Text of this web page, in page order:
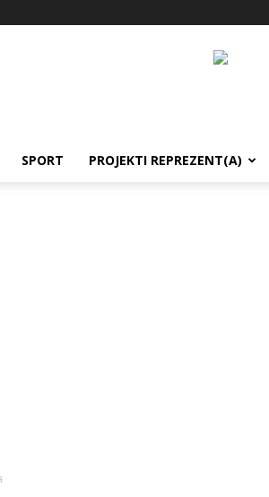
SPORT PROJEKTI REPREZENT(A)